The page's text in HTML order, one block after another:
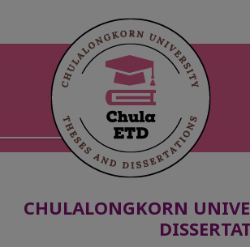
CHULALONGKORN